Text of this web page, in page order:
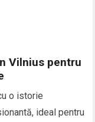
Vilnius pentru
o istorie
ideal pentru